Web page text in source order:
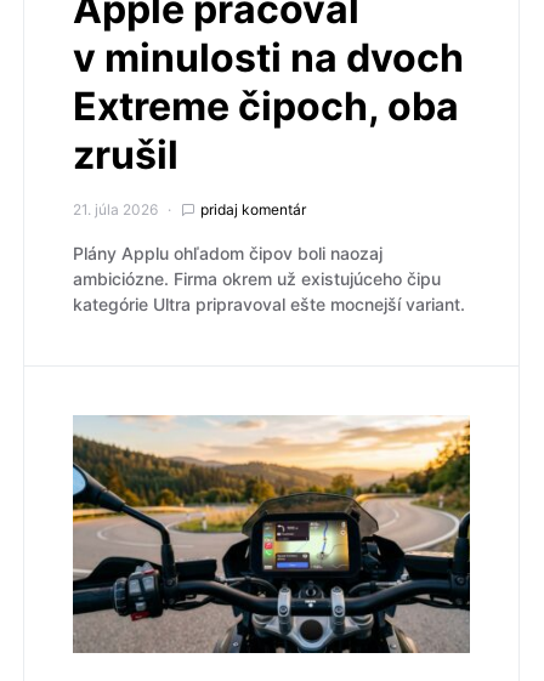
v minulosti na dvoch
Extreme čipoch, oba
zrušil
21. júla 2026 pridaj komentár
Plány Applu ohľadom čipov boli naozaj
ambiciózne. Firma okrem už existujúceho čipu
kategórie Ultra pripravoval ešte mocnejší variant.